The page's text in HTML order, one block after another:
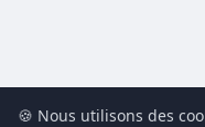
🍪 Nous utilisons des